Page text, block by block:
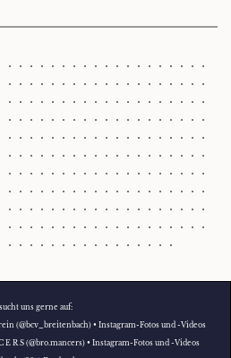
uns gerne auf:
(@bcv_breitenbach) • Instagram-Fotos und -Videos
E R S (@bro.mancers) • Instagram-Fotos und -Videos